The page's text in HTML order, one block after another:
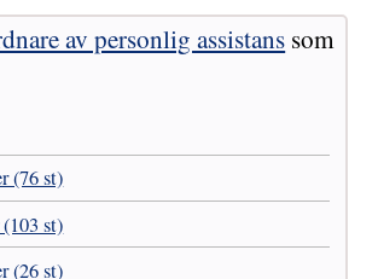
av personlig assistans som
(76 st)
st)
(26 st)